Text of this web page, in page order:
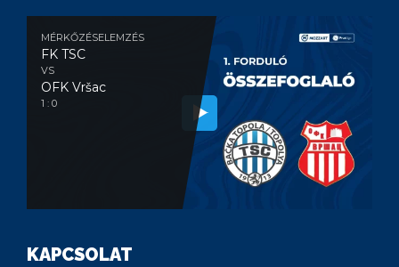
MÉRKŐZÉSELEMZÉS
FK TSC
VS
OFK Vršac
1 : 0
KAPCSOLAT